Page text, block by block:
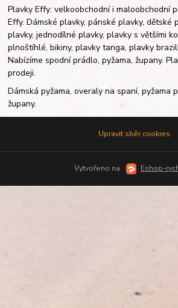
Plavky Effy: velkoobchodní i maloobchodní
Effy. Dámské plavky, pánské plavky, dětské
plavky, jednodílné plavky, plavky s většími
plnoštíhlé, bikiny, plavky tanga, plavky
Nabízíme spodní prádlo, pyžama, župany.
prodeji.
Dámská pyžama, overaly na spaní, pyžama
župany.
Upravit sběr cookies.
Vytvořeno na Eshop-